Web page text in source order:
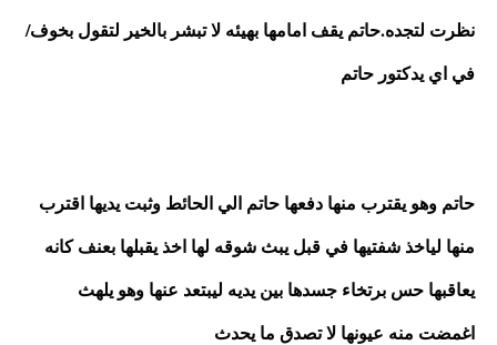
نظرت لتجده.حاتم يقف امامها بهيئه لا تبشر بالخير لتقول بخوف/
في اي يدكتور حاتم
يعاقبها حس برتخاء جسدها بين يديه ليبتعد عنها وهو يلهث
اغمضت منه عيونها لا تصدق ما يحدث